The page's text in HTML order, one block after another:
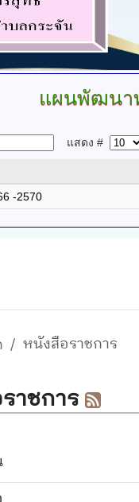
แผนพัฒนา
แสดง #
-2570